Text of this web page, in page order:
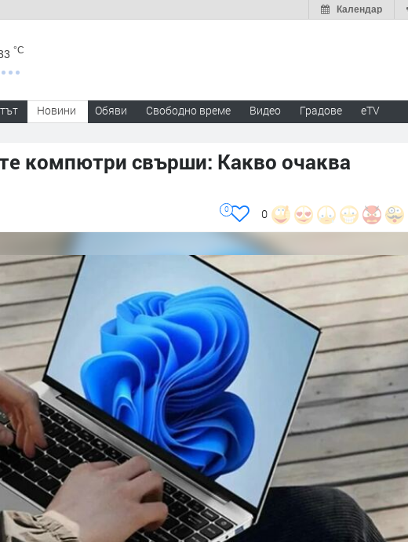
Календар
°C
Новини Обяви Свободно време Видео Градове eTV
компютри свърши: Какво очаква
0
0